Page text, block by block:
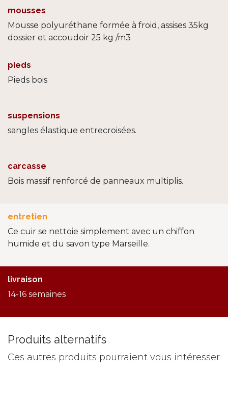
mousses
Mousse polyuréthane formée à froid, assises 35kg
dossier et accoudoir 25 kg /m3
pieds
Pieds bois
suspensions
sangles élastique entrecroisées.
carcasse
Bois massif renforcé de panneaux multiplis.
entretien
Ce cuir se nettoie simplement avec un chiffon
humide et du savon type Marseille.
livraison
14-16 semaines
Produits alternatifs
Ces autres produits pourraient vous intéresser